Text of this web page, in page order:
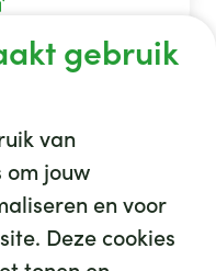
gebruik
van
om jouw
en voor
Deze cookies